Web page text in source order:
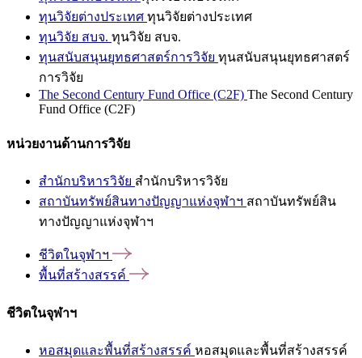
ทุนวิจัยต่างประเทศ ทุนวิจัยต่างประเทศ
ทุนวิจัย สบจ. ทุนวิจัย สบจ.
ทุนสนับสนุนยุทธศาสตร์การวิจัย ทุนสนับสนุนยุทธศาสตร์
การวิจัย
The Second Century Fund Office (C2F) The Second Century
Fund Office (C2F)
หน่วยงานด้านการวิจัย
สำนักบริหารวิจัย สำนักบริหารวิจัย
สถาบันทรัพย์สินทางปัญญาแห่งจุฬาฯ สถาบันทรัพย์สิน
ทางปัญญาแห่งจุฬาฯ
ชีวิตในจุฬาฯ
พื้นที่สร้างสรรค์
ชีวิตในจุฬาฯ
หอสมุดและพื้นที่สร้างสรรค์ หอสมุดและพื้นที่สร้างสรรค์